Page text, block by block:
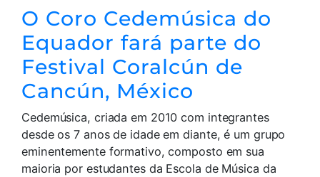
O Coro Cedemúsica do
Equador fará parte do
Festival Coralcún de
Cancún, México
Cedemúsica, criada em 2010 com integrantes
desde os 7 anos de idade em diante, é um grupo
eminentemente formativo, composto em sua
maioria por estudantes da Escola de Música da